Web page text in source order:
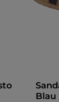
Blau